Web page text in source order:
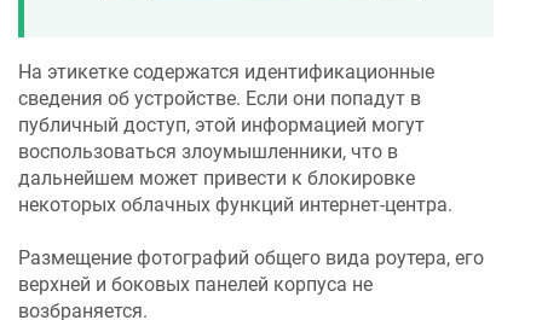
На этикетке содержатся идентификационные
сведения об устройстве. Если они попадут в
публичный доступ, этой информацией могут
воспользоваться злоумышленники, что в
дальнейшем может привести к блокировке
некоторых облачных функций интернет-центра.
Размещение фотографий общего вида роутера, его
верхней и боковых панелей корпуса не
возбраняется.